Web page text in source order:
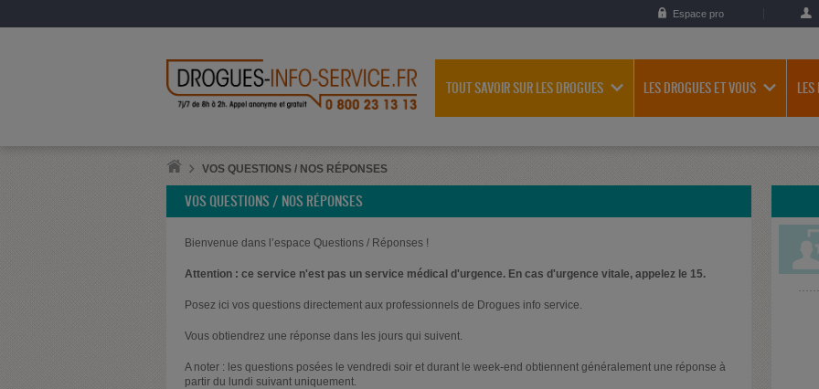
Espace pro
TOUT SAVOIR SUR LES DROGUES LES DROGUES ET VOUS
VOS QUESTIONS / NOS RÉPONSES
VOS QUESTIONS / NOS RÉPONSES
Bienvenue dans l’espace Questions / Réponses !
Attention : ce service n'est pas un service médical d'urgence. En cas d'urgence vitale, appelez le 15.
Posez ici vos questions directement aux professionnels de Drogues info service.
Vous obtiendrez une réponse dans les jours qui suivent.
A noter : les questions posées le vendredi soir et durant le week-end obtiennent généralement une réponse à
partir du lundi suivant uniquement.